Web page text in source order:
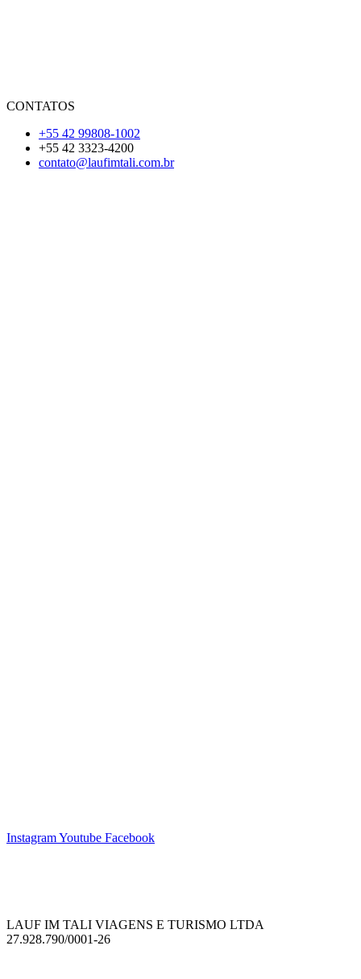
CONTATOS
+55 42 99808-1002
+55 42 3323-4200
contato@laufimtali.com.br
InstagramYoutube Facebook
LAUF IM TALI VIAGENS E TURISMO LTDA
27.928.790/0001-26